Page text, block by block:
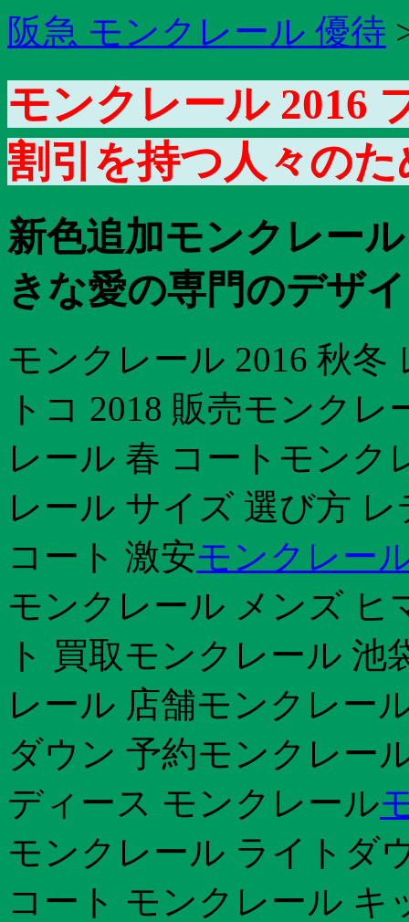
阪急 モンクレール 優待
モンクレール 2016
割引を持つ人々のた
新色追加モンクレー
きな愛の専門のデザ
モンクレール 2016 秋
トコ 2018 販売モンク
レール 春 コートモンク
レール サイズ 選び方
コート 激安モンクレー
モンクレール メンズ ヒ
ト 買取モンクレール
レール 店舗モンクレー
ダウン 予約モンクレー
ディース モンクレール
モンクレール ライトダ
コート モンクレール キ